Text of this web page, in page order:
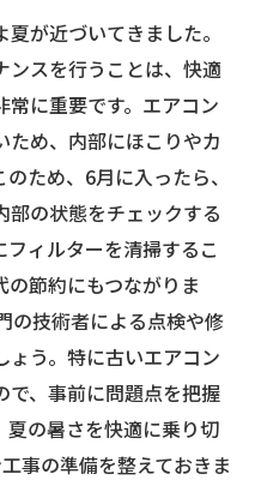
適に過ごす秘訣
なたの夏を守る選択
が近づいてきました。
ンスを行うことは、快適
に重要です。エアコン
ため、内部にほこりやカ
ため、6月に入ったら、
部の状態をチェックする
ィルターを清掃するこ
の節約にもつながりま
の技術者による点検や修
う。特に古いエアコン
で、事前に問題点を把握
夏の暑さを快適に乗り切
事の準備を整えておきま